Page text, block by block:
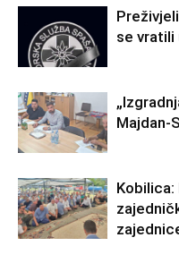
se vratili
Majdan-